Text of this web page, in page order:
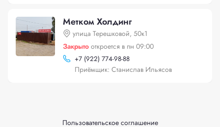
Метком Холдинг
улица Терешковой, 50к1
Закрыто откроется в пн 09:00
+7 (922) 774-98-88
Приёмщик: Станислав Ильясов
Пользовательское соглашение